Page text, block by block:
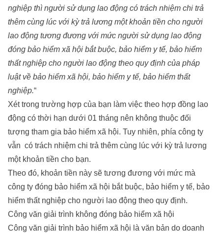
nghiệp thì người sử dụng lao động có trách nhiệm chi trả
thêm cùng lúc với kỳ trả lương một khoản tiền cho người
lao động tương đương với mức người sử dụng lao động
đóng bảo hiểm xã hội bắt buộc, bảo hiểm y tế, bảo hiểm
thất nghiệp cho người lao động theo quy định của pháp
luật về bảo hiểm xã hội, bảo hiểm y tế, bảo hiểm thất
nghiệp.“
Xét trong trường hợp của bạn làm việc theo hợp đồng lao
động có thời hạn dưới 01 tháng nên không thuộc đối
tượng tham gia bảo hiểm xã hội. Tuy nhiên, phía công ty
vẫn có trách nhiệm chi trả thêm cùng lúc với kỳ trả lương
một khoản tiền cho bạn.
Theo đó, khoản tiền này sẽ tương đương với mức mà
công ty đóng bảo hiểm xã hội bắt buộc, bảo hiểm y tế, bảo
hiểm thất nghiệp cho người lao động theo quy định.
Công văn giải trình không đóng bảo hiểm xã hội
Công văn giải trình bảo hiểm xã hội là văn bản do doanh